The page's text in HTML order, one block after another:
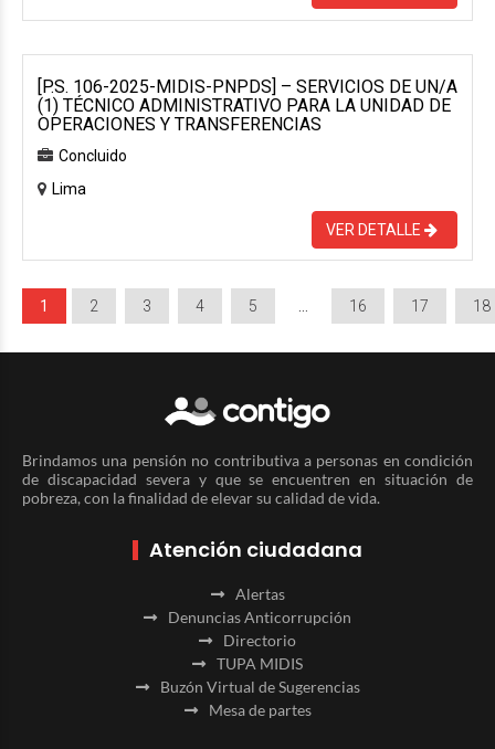
[P.S. 106-2025-MIDIS-PNPDS] – SERVICIOS DE UN/A
(1) TÉCNICO ADMINISTRATIVO PARA LA UNIDAD DE
OPERACIONES Y TRANSFERENCIAS
Concluido
Lima
VER DETALLE
1 2 3 4 5 16 17 18
Brindamos una pensión no contributiva a personas en condición
de discapacidad severa y que se encuentren en situación de
pobreza, con la finalidad de elevar su calidad de vida.
Atención ciudadana
Alertas
Denuncias Anticorrupción
Directorio
TUPA MIDIS
Buzón Virtual de Sugerencias
Mesa de partes